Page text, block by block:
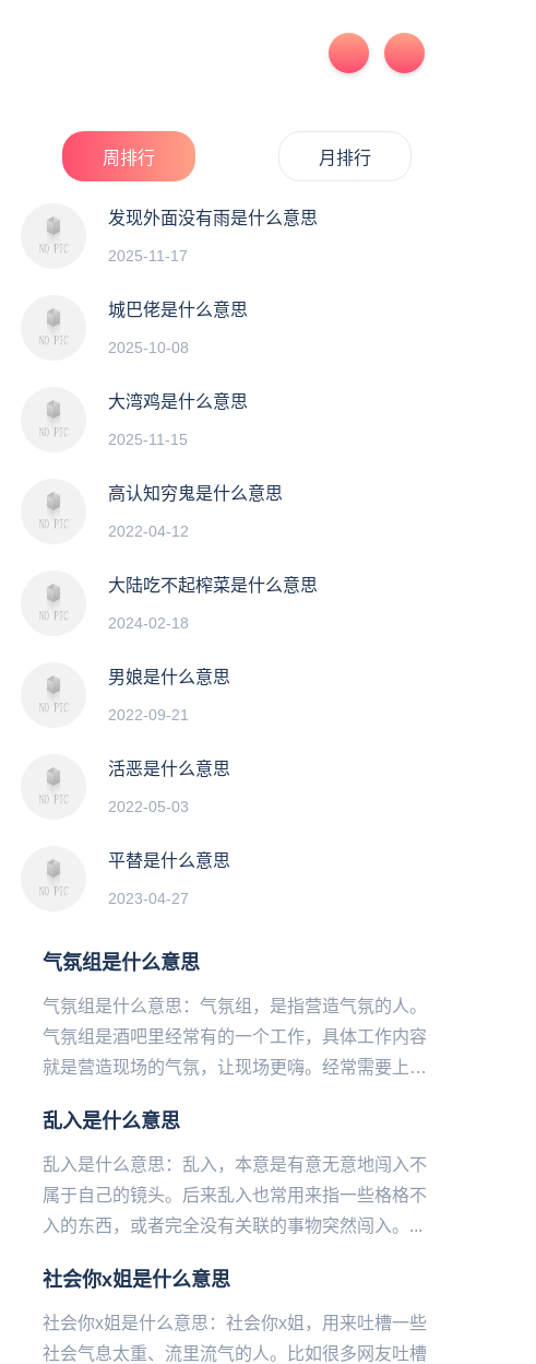
周排行 月排行
发现外面没有雨是什么意思
2025-11-17
城巴佬是什么意思
2025-10-08
大湾鸡是什么意思
2025-11-15
高认知穷鬼是什么意思
2022-04-12
大陆吃不起榨菜是什么意思
2024-02-18
男娘是什么意思
2022-09-21
活恶是什么意思
2022-05-03
平替是什么意思
2023-04-27
气氛组是什么意思
气氛组是什么意思：气氛组，是指营造气氛的人。
气氛组是酒吧里经常有的一个工作，具体工作内容
就是营造现场的气氛，让现场更嗨。经常需要上去
各种场合，用来形容活跃气...
乱入是什么意思
乱入是什么意思：乱入，本意是有意无意地闯入不
属于自己的镜头。后来乱入也常用来指一些格格不
入的东西，或者完全没有关联的事物突然闯入。...
社会你x姐是什么意思
社会你x姐是什么意思：社会你x姐，用来吐槽一些
社会气息太重、流里流气的人。比如很多网友吐槽